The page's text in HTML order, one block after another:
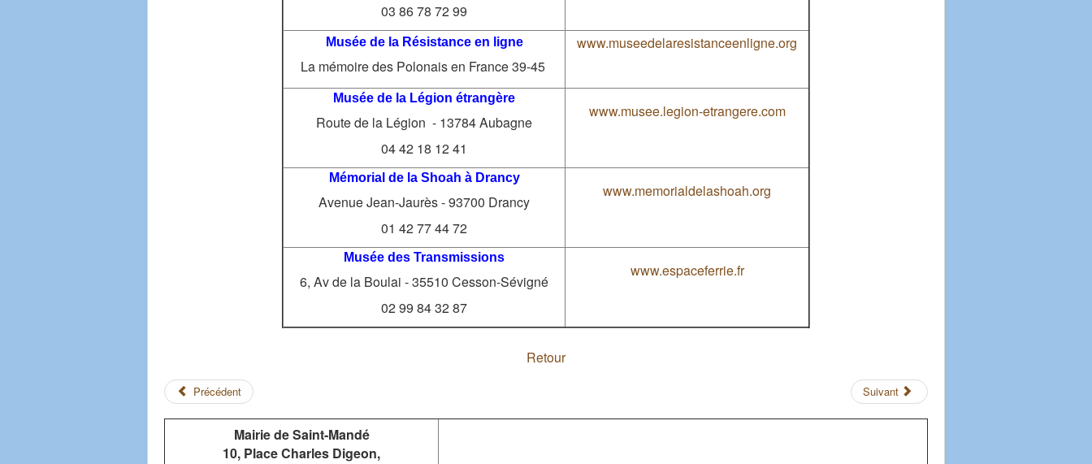
03 86 78 72 99
Musée de la Résistance en ligne
La mémoire des Polonais en France 39-45
www.museedelaresistanceenligne.org
Musée de la Légion étrangère
Route de la Légion - 13784 Aubagne
04 42 18 12 41
www.musee.legion-etrangere.com
Mémorial de la Shoah à Drancy
Avenue Jean-Jaurès - 93700 Drancy
01 42 77 44 72
www.memorialdelashoah.org
Musée des Transmissions
6, Av de la Boulai - 35510 Cesson-Sévigné
02 99 84 32 87
www.espaceferrie.fr
Retour
Précédent Suivant
Mairie de Saint-Mandé
10, Place Charles Digeon,